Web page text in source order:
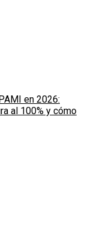
en 2026:
al 100% y cómo